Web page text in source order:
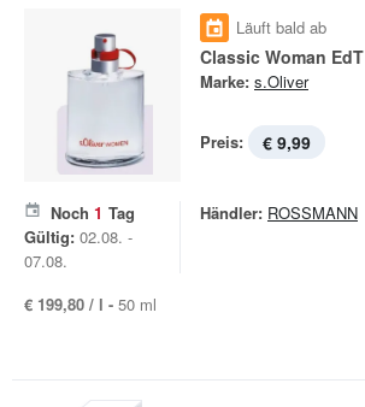
Läuft bald ab
Classic Woman EdT
Marke: s.Oliver
Preis: € 9,99
Noch 1 Tag
Gültig: 02.08. -
07.08.
Händler: ROSSMANN
€ 199,80 / l - 50 ml